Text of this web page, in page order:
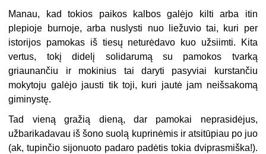
Manau, kad tokios paikos kalbos galėjo kilti arba itin
plepioje burnoje, arba nuslysti nuo liežuvio tai, kuri per
istorijos pamokas iš tiesų neturėdavo kuo užsiimti. Kita
vertus, tokį didelį solidarumą su pamokos tvarką
griaunančiu ir mokinius tai daryti pasyviai kurstančiu
mokytoju galėjo jausti tik toji, kuri jautė jam neišsakomą
giminystę.
Tad vieną gražią dieną, dar pamokai neprasidėjus,
užbarikadavau iš šono suolą kuprinėmis ir atsitūpiau po juo
(ak, tupinčio sijonuoto padaro padėtis tokia dviprasmiška!).